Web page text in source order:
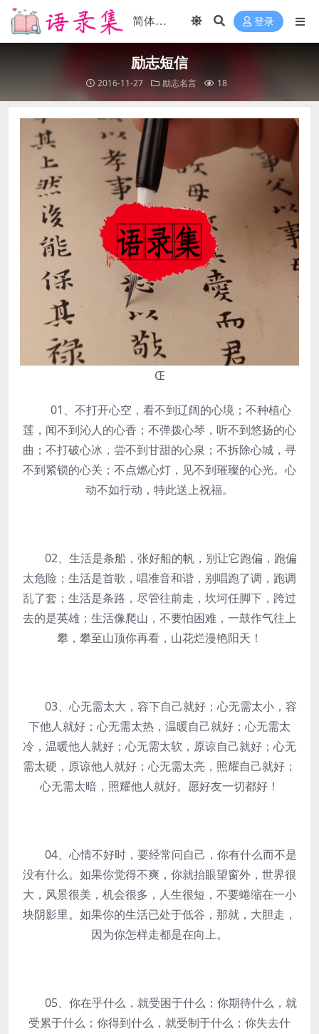
登录
励志短信
2016-11-27 励志名言 18
Œ
01、不打开心空，看不到辽阔的心境；不种植心
莲，闻不到沁人的心香；不弹拨心琴，听不到悠扬的心
曲；不打破心冰，尝不到甘甜的心泉；不拆除心城，寻
不到紧锁的心关；不点燃心灯，见不到璀璨的心光。心
动不如行动，特此送上祝福。
02、生活是条船，张好船的帆，别让它跑偏，跑偏
太危险；生活是首歌，唱准音和谐，别唱跑了调，跑调
乱了套；生活是条路，尽管往前走，坎坷任脚下，跨过
去的是英雄；生活像爬山，不要怕困难，一鼓作气往上
攀，攀至山顶你再看，山花烂漫艳阳天！
03、心无需太大，容下自己就好；心无需太小，容
下他人就好；心无需太热，温暖自己就好；心无需太
冷，温暖他人就好；心无需太软，原谅自己就好；心无
需太硬，原谅他人就好；心无需太亮，照耀自己就好；
心无需太暗，照耀他人就好。愿好友一切都好！
04、心情不好时，要经常问自己，你有什么而不是
没有什么。如果你觉得不爽，你就抬眼望窗外，世界很
大，风景很美，机会很多，人生很短，不要蜷缩在一小
块阴影里。如果你的生活已处于低谷，那就，大胆走，
因为你怎样走都是在向上。
05、你在乎什么，就受困于什么；你期待什么，就
受累于什么；你得到什么，就受制于什么；你失去什